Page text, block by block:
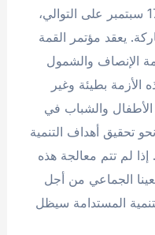
يومي الجمعة 16 سبتمبر والسبت 17 سبتمبر على التوالي،
يعقد مؤتمر القمة
الإنصاف والشمول
الأزمة بطيئة وغير
والشباب في
تحقيق أهداف التنمية
لم تتم معالجة هذه
الجماعي من أجل
المستدامة سيظل